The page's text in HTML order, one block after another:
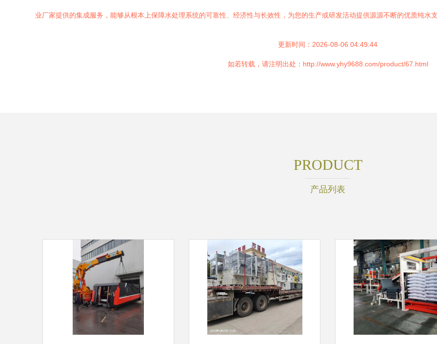
业厂家提供的集成服务，能够从根本上保障水处理系统的可靠性、经济性与长效性，为您的生产或研发活动提供源源不断的优质纯水
更新时间：2026-08-06 04:49:44
如若转载，请注明出处：http://www.yhy9688.com/product/67.html
PRODUCT
产品列表